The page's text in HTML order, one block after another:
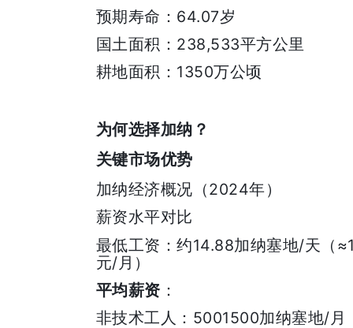
预期寿命： 64.07岁
国土面积： 238,533平方公里
耕地面积： 1350万公顷
为何选择加纳？
关键市场优势
加纳经济概况（2024年）
薪资水平对比
最低工资：约14.88加纳塞地/天（
元/ 月）
平均薪资 ：
非技术工人： 5001500加纳塞地/ 月